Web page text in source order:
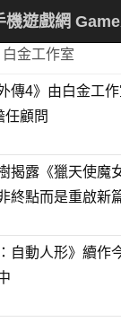
機遊戲網
白金工作室
傳4》由白金工
任顧問
揭露《獵天使
終點而是重啟新
自動人形》續作